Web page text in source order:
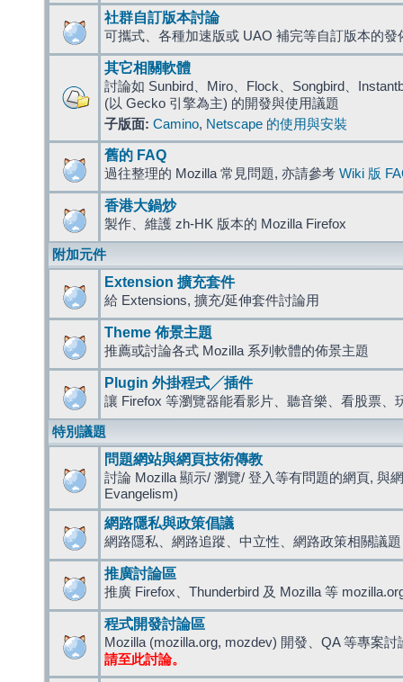
社群自訂版本討論
可攜式、各種加速版或 UAO 補完等自訂版本的發
其它相關軟體
討論如 Sunbird、Miro、Flock、Songbird、
(以 Gecko 引擎為主) 的開發與使用議題
子版面: Camino, Netscape 的使用與安裝
舊的 FAQ
過往整理的 Mozilla 常見問題, 亦請參考 Wiki 版
香港大鍋炒
製作、維護 zh-HK 版本的 Mozilla Firefox
附加元件
Extension 擴充套件
給 Extensions, 擴充/延伸套件討論用
Theme 佈景主題
推薦或討論各式 Mozilla 系列軟體的佈景主題
Plugin 外掛程式╱插件
讓 Firefox 等瀏覽器能看影片、聽音樂、看股票、
特別議題
問題網站與網頁技術傳教
討論 Mozilla 顯示/ 瀏覽/ 登入等有問題的網頁, 與
Evangelism)
網路隱私與政策倡議
網路隱私、網路追蹤、中立性、網路政策相關議題
推廣討論區
推廣 Firefox、Thunderbird 及 Mozilla 等
程式開發討論區
Mozilla (mozilla.org, mozdev) 開發、QA 等專案討
請至此討論。